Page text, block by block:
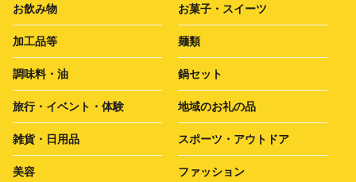
お飲み物 お菓子・スイーツ
加工品等 麺類
調味料・油 鍋セット
旅行・イベント・体験 地域のお礼の品
雑貨・日用品 スポーツ・アウトドア
美容 ファッション